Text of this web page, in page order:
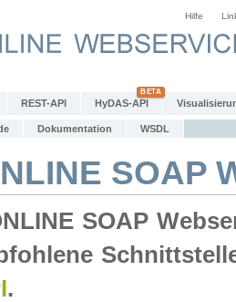
Hilfe
REST-API HyDAS-API
Dokumentation WSDL
SOAP
SOAP
.